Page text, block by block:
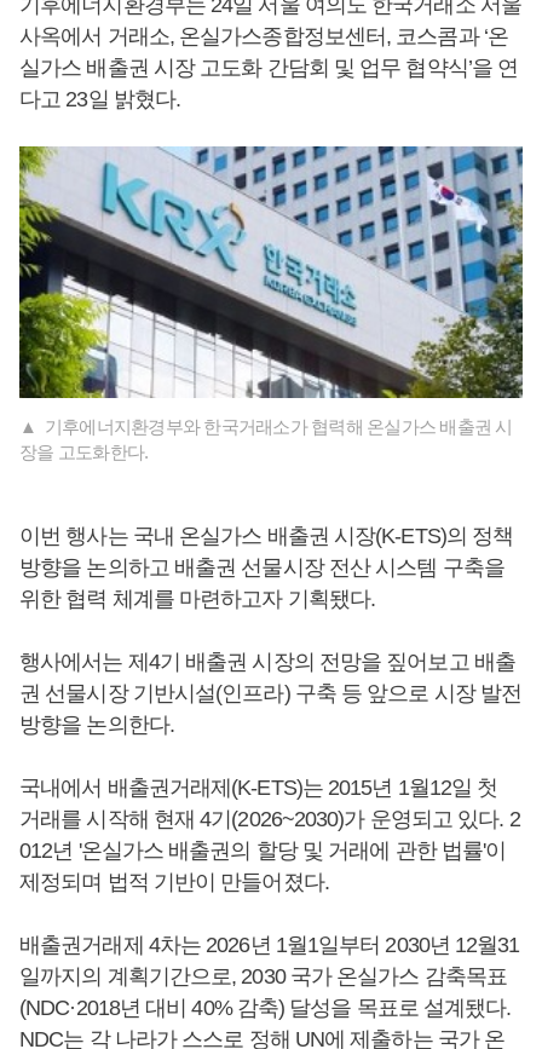
기후에너지환경부는 24일 서울 여의도 한국거래소 서울
사옥에서 거래소, 온실가스종합정보센터, 코스콤과 ‘온
실가스 배출권 시장 고도화 간담회 및 업무 협약식’을 연
다고 23일 밝혔다.
▲ 기후에너지환경부와 한국거래소가 협력해 온실가스 배출권 시
장을 고도화한다.
이번 행사는 국내 온실가스 배출권 시장(K-ETS)의 정책
방향을 논의하고 배출권 선물시장 전산 시스템 구축을
위한 협력 체계를 마련하고자 기획됐다.
행사에서는 제4기 배출권 시장의 전망을 짚어보고 배출
권 선물시장 기반시설(인프라) 구축 등 앞으로 시장 발전
방향을 논의한다.
국내에서 배출권거래제(K-ETS)는 2015년 1월12일 첫
거래를 시작해 현재 4기(2026~2030)가 운영되고 있다. 2
012년 '온실가스 배출권의 할당 및 거래에 관한 법률'이
제정되며 법적 기반이 만들어졌다.
배출권거래제 4차는 2026년 1월1일부터 2030년 12월31
일까지의 계획기간으로, 2030 국가 온실가스 감축목표
(NDC·2018년 대비 40% 감축) 달성을 목표로 설계됐다.
NDC는 각 나라가 스스로 정해 UN에 제출하는 국가 온